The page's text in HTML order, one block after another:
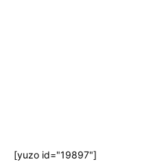
[yuzo id="19897"]